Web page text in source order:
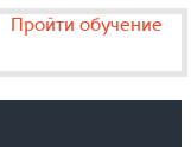
Пройти обучение